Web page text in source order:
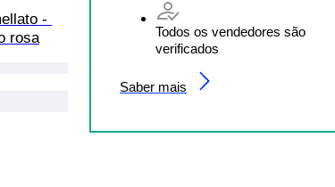
-
rosa
Todos os vendedores são
verificados
Saber mais